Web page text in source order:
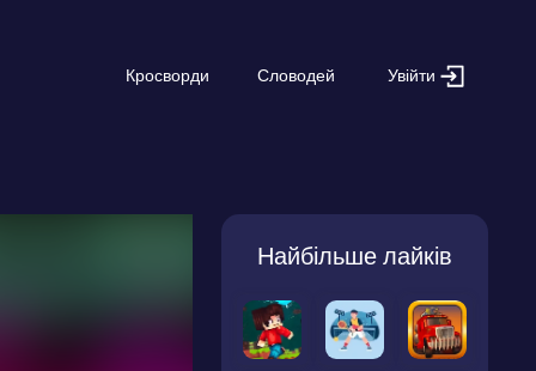
Кросворди Словодей Увійти
Найбільше лайків